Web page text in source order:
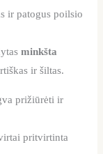
ir patogus poilsio
minkšta
ir šiltas.
prižiūrėti ir
pritvirtinta